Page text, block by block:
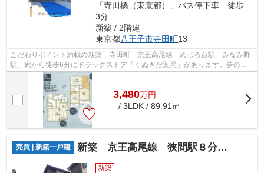
「寺田橋（東京都）」バス停下車 徒歩
3分
新築 / 2階建
東京都八王子市寺田町13
こだわりポイント満載の新築 寺田町 京王高尾線 めじろ台駅 みなみ野
駅。家から徒歩6分にドラッグストア「くぬぎだ薬局」があります。夢のマ
イホームは思い切って新築の戸建てはい...
3,480万円
- / 3LDK / 89.91㎡
売買 | 新築一戸建 新築 京王高尾線 狭間駅８分 4LDK
新築